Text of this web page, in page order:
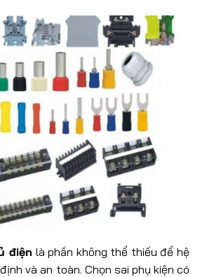
điện là phần không thể thiếu để hệ
và an toàn. Chọn sai phụ kiện có